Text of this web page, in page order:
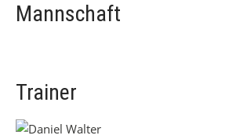
Mannschaft
Trainer